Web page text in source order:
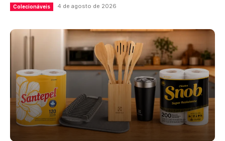
Colecionáveis 4 de agosto de 2026